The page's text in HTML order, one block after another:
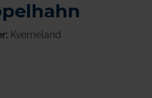
Kverneland